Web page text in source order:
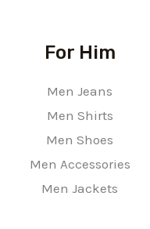
For Him
Men Jeans
Men Shirts
Men Shoes
Men Accessories
Men Jackets